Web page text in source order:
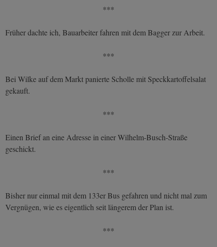
***
Früher dachte ich, Bauarbeiter fahren mit dem Bagger zur Arbeit.
***
Bei Wilke auf dem Markt panierte Scholle mit Speckkartoffelsalat
gekauft.
***
Einen Brief an eine Adresse in einer Wilhelm-Busch-Straße
geschickt.
***
Bisher nur einmal mit dem 133er Bus gefahren und nicht mal zum
Vergnügen, wie es eigentlich seit längerem der Plan ist.
***